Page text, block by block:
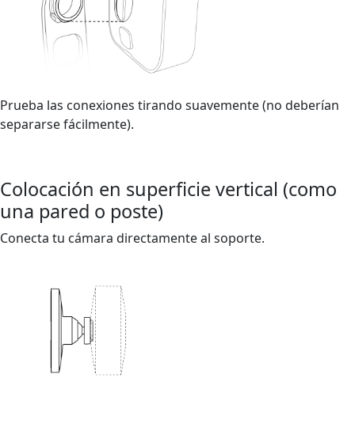
Prueba las conexiones tirando suavemente (no deberían
separarse fácilmente).
Colocación en superficie vertical (como
una pared o poste)
Conecta tu cámara directamente al soporte.